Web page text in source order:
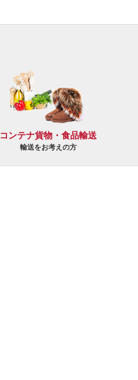
コンテナ貨物・食品輸送
輸送をお考えの方